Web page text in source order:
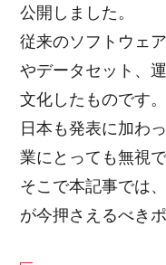
公開しました。
従来のソフトウェ
やデータセット、
文化したものです。
日本も発表に加わ
業にとっても無視
そこで本記事では
が今押さえるべき